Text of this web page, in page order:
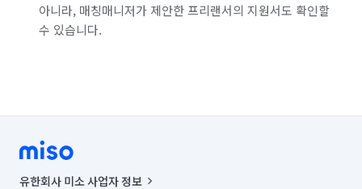
아니라, 매칭매니저가 제안한 프리랜서의 지원서도 확인할
수 있습니다.
유한회사 미소 사업자 정보